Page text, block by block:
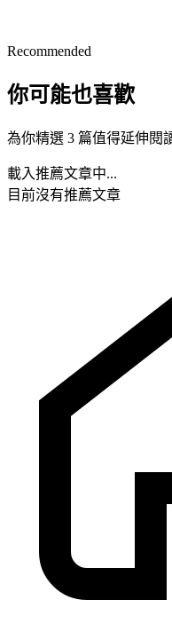
Recommended
你可能也喜歡
為你精選 3 篇值得延伸閱
載入推薦文章中...
目前沒有推薦文章